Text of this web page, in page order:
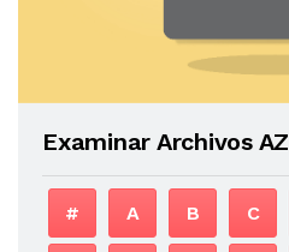
Examinar Archivos AZ
# A B C